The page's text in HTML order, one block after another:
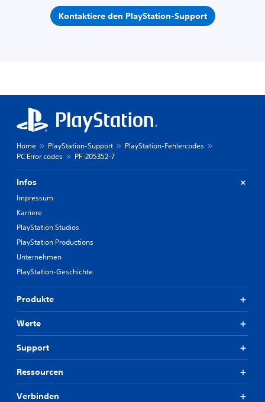
Kontaktiere den PlayStation-Support
Home PlayStation-Support
PlayStation-Fehlercodes
PC Error codes
PF-205352-7
Infos
Impressum
Karriere
PlayStation Studios
PlayStation Productions
Unternehmen
PlayStation-Geschichte
Produkte
Werte
Support
Ressourcen
Verbinden